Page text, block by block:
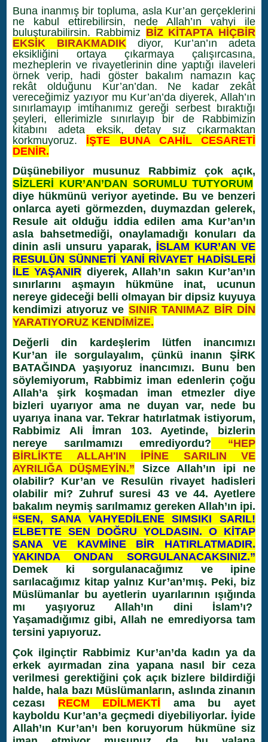
Buna inanmış bir topluma, asla Kur’an gerçeklerini
ne kabul ettirebilirsin, nede Allah’ın vahyi ile
buluşturabilirsin. Rabbimiz BİZ KİTAPTA HİÇBİR
EKSİK BIRAKMADIKdiyor, Kur’an’ın adeta
eksikliğini ortaya çıkarmaya çalışırcasına,
mezheplerin ve rivayetlerinin dine yaptığı ilaveleri
örnek verip, hadi göster bakalım namazın kaç
rekât olduğunu Kur’an’dan. Ne kadar zekât
vereceğimiz yazıyor mu Kur’an’da diyerek, Allah’ın
sınırlamayıp imtihanımız gereği serbest bıraktığı
şeyleri, ellerimizle sınırlayıp bir de Rabbimizin
kitabını adeta eksik, detay sız çıkarmaktan
korkmuyoruz. İŞTE BUNA CAHİL CESARETİ
DENİR.
Düşünebiliyor musunuz Rabbimiz çok açık,
SİZLERİ KUR’AN’DAN SORUMLU TUTYORUM
diye hükmünü veriyor ayetinde. Bu ve benzeri
onlarca ayeti görmezden, duymazdan gelerek,
Resule ait olduğu iddia edilen ama Kur’an’ın
asla bahsetmediği, onaylamadığı konuları da
dinin asli unsuru yaparak, İSLAM KUR’AN VE
RESULÜN SÜNNETİ YANİ RİVAYET HADİSLERİ
İLE YAŞANIR diyerek, Allah’ın sakın Kur’an’ın
sınırlarını aşmayın hükmüne inat, ucunun
nereye gideceği belli olmayan bir dipsiz kuyuya
kendimizi atıyoruz ve SINIR TANIMAZ BİR DİN
YARATIYORUZ KENDİMİZE.
Değerli din kardeşlerim lütfen inancımızı
Kur’an ile sorgulayalım, çünkü inanın ŞİRK
BATAĞINDA yaşıyoruz inancımızı. Bunu ben
söylemiyorum, Rabbimiz iman edenlerin çoğu
Allah’a şirk koşmadan iman etmezler diye
bizleri uyarıyor ama ne duyan var, nede bu
uyarıya inana var. Tekrar hatırlatmak istiyorum,
Rabbimiz Ali İmran 103. Ayetinde, bizlerin
nereye sarılmamızı emrediyordu? “HEP
BİRLİKTE ALLAH'IN İPİNE SARILIN VE
AYRILIĞA DÜŞMEYİN.” Sizce Allah’ın ipi ne
olabilir? Kur’an ve Resulün rivayet hadisleri
olabilir mi? Zuhruf suresi 43 ve 44. Ayetlere
bakalım neymiş sarılmamız gereken Allah’ın ipi.
“SEN, SANA VAHYEDİLENE SIMSIKI SARIL!
ELBETTE SEN DOĞRU YOLDASIN. O KİTAP
SANA VE KAVMİNE BİR HATIRLATMADIR.
YAKINDA ONDAN SORGULANACAKSINIZ.”
Demek ki sorgulanacağımız ve ipine
sarılacağımız kitap yalnız Kur’an’mış. Peki, biz
Müslümanlar bu ayetlerin uyarılarının ışığında
mı yaşıyoruz Allah’ın dini İslam’ı?
Yaşamadığımız gibi, Allah ne emrediyorsa tam
tersini yapıyoruz.
Çok ilginçtir Rabbimiz Kur’an’da kadın ya da
erkek ayırmadan zina yapana nasıl bir ceza
verilmesi gerektiğini çok açık bizlere bildirdiği
halde, hala bazı Müslümanların, aslında zinanın
cezası RECM EDİLMEKTİ ama bu ayet
kayboldu Kur’an’a geçmedi diyebiliyorlar. İyide
Allah’ın Kur’an’ı ben koruyorum hükmüne siz